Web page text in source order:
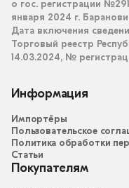
о гос. регистрации
января 2024 г.
Дата включения
Торговый реестр
14.03.2024, №
Информация
Импортёры
Пользовательское
Политика обработки
Статьи
Покупателям